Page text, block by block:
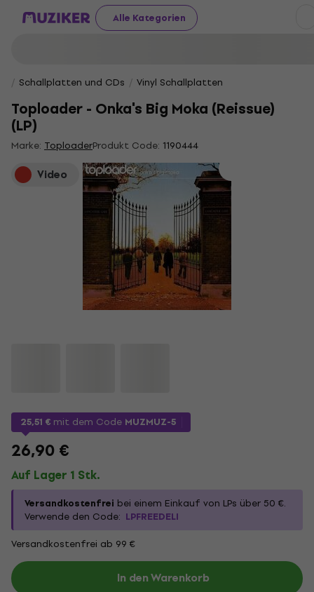
Alle Kategorien
Schallplatten und CDs Vinyl Schallplatten
Toploader - Onka's Big Moka (Reissue)
(LP)
Marke: ToploaderProdukt Code: 1190444
Video
25,51 € mit dem Code MUZMUZ-5
26,90 €
Auf Lager 1 Stk.
Versandkostenfrei bei einem Einkauf von LPs über 50 €.
Verwende den Code: LPFREEDELI
Versandkostenfrei ab 99 €
In den Warenkorb